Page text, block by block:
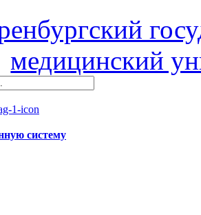
медицинский
систему